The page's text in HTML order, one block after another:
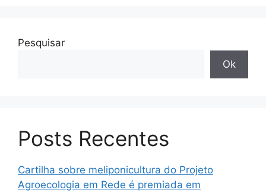
Pesquisar
Ok
Posts Recentes
Cartilha sobre meliponicultura do Projeto
Agroecologia em Rede é premiada em